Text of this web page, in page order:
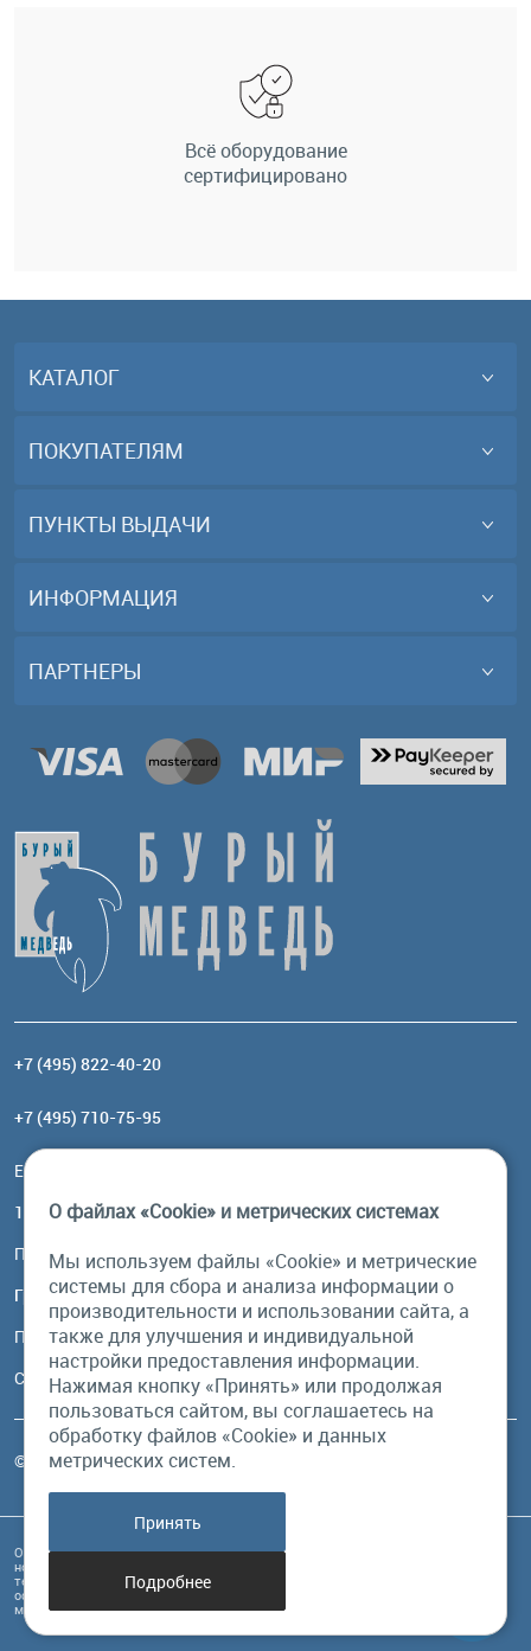
Всё оборудование
сертифицировано
КАТАЛОГ
ПОКУПАТЕЛЯМ
ПУНКТЫ ВЫДАЧИ
ИНФОРМАЦИЯ
ПАРТНЕРЫ
+7 (495) 822-40-20
+7 (495) 710-75-95
Email:
117485, Москва, ул. Профсоюзная, 84/32, корп 1
Посмотреть на карте
График работы
Пн-Пт: с 10:00 до 18:00
Сб, Вс: выходной
© Бурый Медведь MMXXVI. Все права защищены.
Обращаем Ваше внимание на то, что данный интернет-сайт и его содержимое
носит исключительно информационный характер и ни при каких условиях
техническая информация, размещенная на сайте, не являются публичной
офертой, определяемой положениями Статьи 437 Гражданского кодекса РФ, и
может быть изменена в любое время без предупреждения.
О файлах «Cookie» и метрических системах
Мы используем файлы «Cookie» и метрические
системы для сбора и анализа информации о
производительности и использовании сайта, а
также для улучшения и индивидуальной
настройки предоставления информации.
Нажимая кнопку «Принять» или продолжая
пользоваться сайтом, вы соглашаетесь на
обработку файлов «Cookie» и данных
метрических систем.
Принять
Подробнее